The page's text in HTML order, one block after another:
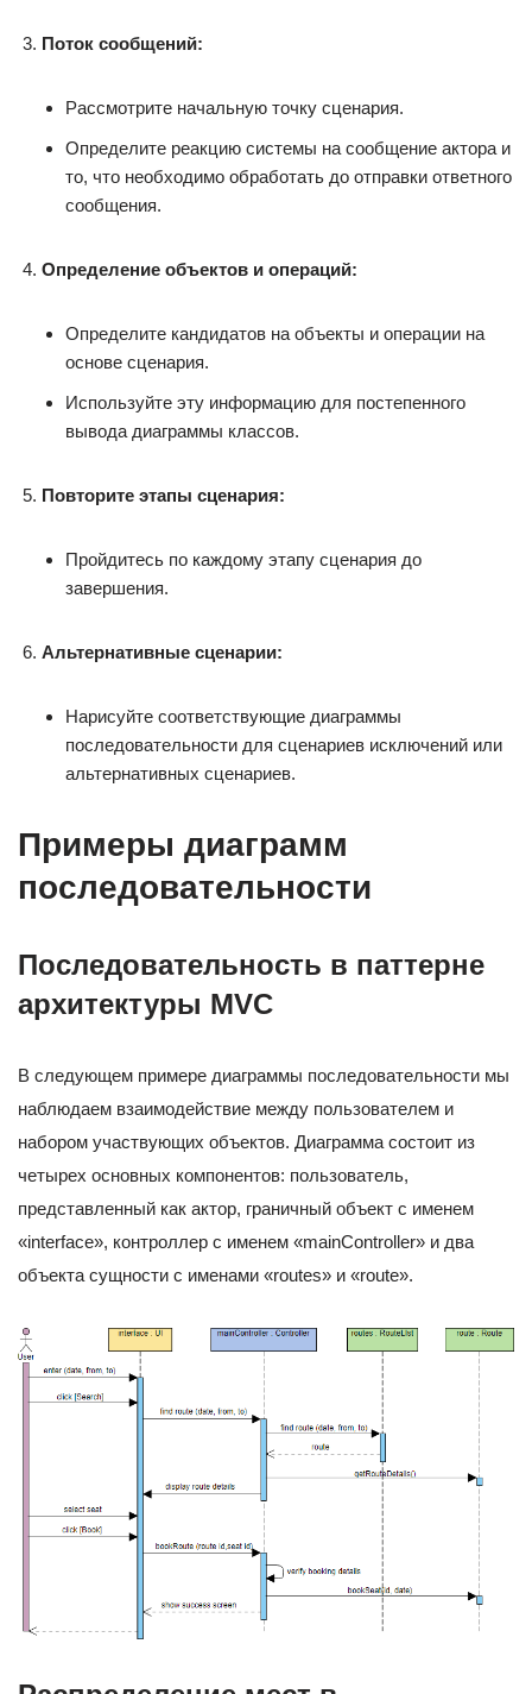
Поток сообщений:
Рассмотрите начальную точку сценария.
Определите реакцию системы на сообщение актора и
то, что необходимо обработать до отправки ответного
сообщения.
Определение объектов и операций:
Определите кандидатов на объекты и операции на
основе сценария.
Используйте эту информацию для постепенного
вывода диаграммы классов.
Повторите этапы сценария:
Пройдитесь по каждому этапу сценария до
завершения.
Альтернативные сценарии:
Нарисуйте соответствующие диаграммы
последовательности для сценариев исключений или
альтернативных сценариев.
Примеры диаграмм
последовательности
Последовательность в паттерне
архитектуры MVC
В следующем примере диаграммы последовательности мы
наблюдаем взаимодействие между пользователем и
набором участвующих объектов. Диаграмма состоит из
четырех основных компонентов: пользователь,
представленный как актор, граничный объект с именем
«interface», контроллер с именем «mainController» и два
объекта сущности с именами «routes» и «route».